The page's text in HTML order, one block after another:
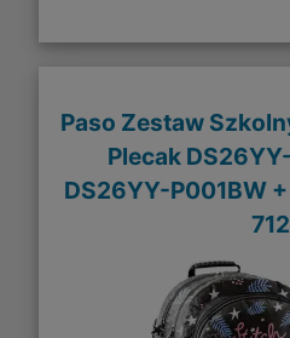
Paso Zestaw
Plecak
DS26YY-P001BW
712